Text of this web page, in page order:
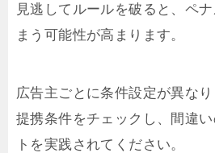
見逃してルールを破ると、ペ
まう可能性が高まります。
広告主ごとに条件設定が異な
提携条件をチェックし、間違
トを実践されてください。